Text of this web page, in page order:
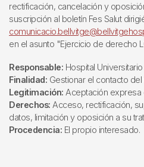
rectificación, cancelación y
suscripción al boletín Fes Salut
en el asunto "Ejercicio de derecho
Responsable: Hospital
Finalidad: Gestionar el contacto del
Legitimación: Aceptación expresa
Derechos: Acceso, rectificación,
datos, limitación y oposición a su
Procedencia: El propio interesado.